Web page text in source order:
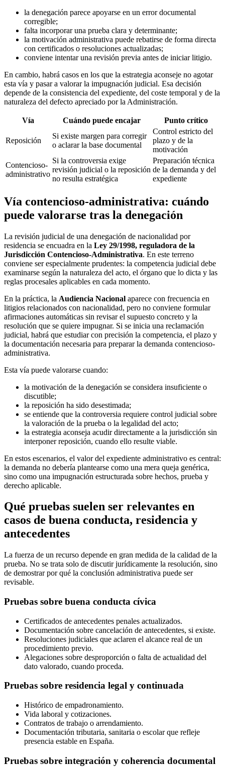
la denegación parece apoyarse en un error documental
corregible;
falta incorporar una prueba clara y determinante;
la motivación administrativa puede rebatirse de forma directa
con certificados o resoluciones actualizadas;
conviene intentar una revisión previa antes de iniciar litigio.
En cambio, habrá casos en los que la estrategia aconseje no agotar
esta vía y pasar a valorar la impugnación judicial. Esa decisión
depende de la consistencia del expediente, del coste temporal y de la
naturaleza del defecto apreciado por la Administración.
Vía Cuándo puede encajar Punto crítico
Reposición
Si existe margen para corregir
o aclarar la base documental
Control estricto del
plazo y de la
motivación
Contencioso-
administrativo
Si la controversia exige
revisión judicial o la reposición
no resulta estratégica
Preparación técnica
de la demanda y del
expediente
Vía contencioso-administrativa: cuándo
puede valorarse tras la denegación
La revisión judicial de una denegación de nacionalidad por
residencia se encuadra en la Ley 29/1998, reguladora de la
Jurisdicción Contencioso-Administrativa. En este terreno
conviene ser especialmente prudentes: la competencia judicial debe
examinarse según la naturaleza del acto, el órgano que lo dicta y las
reglas procesales aplicables en cada momento.
En la práctica, la Audiencia Nacional aparece con frecuencia en
litigios relacionados con nacionalidad, pero no conviene formular
afirmaciones automáticas sin revisar el supuesto concreto y la
resolución que se quiere impugnar. Si se inicia una reclamación
judicial, habrá que estudiar con precisión la competencia, el plazo y
la documentación necesaria para preparar la demanda contencioso-
administrativa.
Esta vía puede valorarse cuando:
la motivación de la denegación se considera insuficiente o
discutible;
la reposición ha sido desestimada;
se entiende que la controversia requiere control judicial sobre
la valoración de la prueba o la legalidad del acto;
la estrategia aconseja acudir directamente a la jurisdicción sin
interponer reposición, cuando ello resulte viable.
En estos escenarios, el valor del expediente administrativo es central:
la demanda no debería plantearse como una mera queja genérica,
sino como una impugnación estructurada sobre hechos, prueba y
derecho aplicable.
Qué pruebas suelen ser relevantes en
casos de buena conducta, residencia y
antecedentes
La fuerza de un recurso depende en gran medida de la calidad de la
prueba. No se trata solo de discutir jurídicamente la resolución, sino
de demostrar por qué la conclusión administrativa puede ser
revisable.
Pruebas sobre buena conducta cívica
Certificados de antecedentes penales actualizados.
Documentación sobre cancelación de antecedentes, si existe.
Resoluciones judiciales que aclaren el alcance real de un
procedimiento previo.
Alegaciones sobre desproporción o falta de actualidad del
dato valorado, cuando proceda.
Pruebas sobre residencia legal y continuada
Histórico de empadronamiento.
Vida laboral y cotizaciones.
Contratos de trabajo o arrendamiento.
Documentación tributaria, sanitaria o escolar que refleje
presencia estable en España.
Pruebas sobre integración y coherencia documental